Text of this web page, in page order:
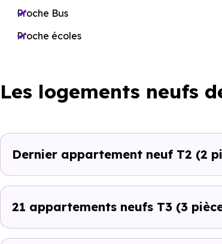
Proche Bus
Proche écoles
Les logements neufs
Dernier appartement neuf T2 (2
21 appartements neufs T3 (3